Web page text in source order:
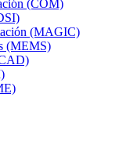
(COM)
(MAGIC)
(MEMS)